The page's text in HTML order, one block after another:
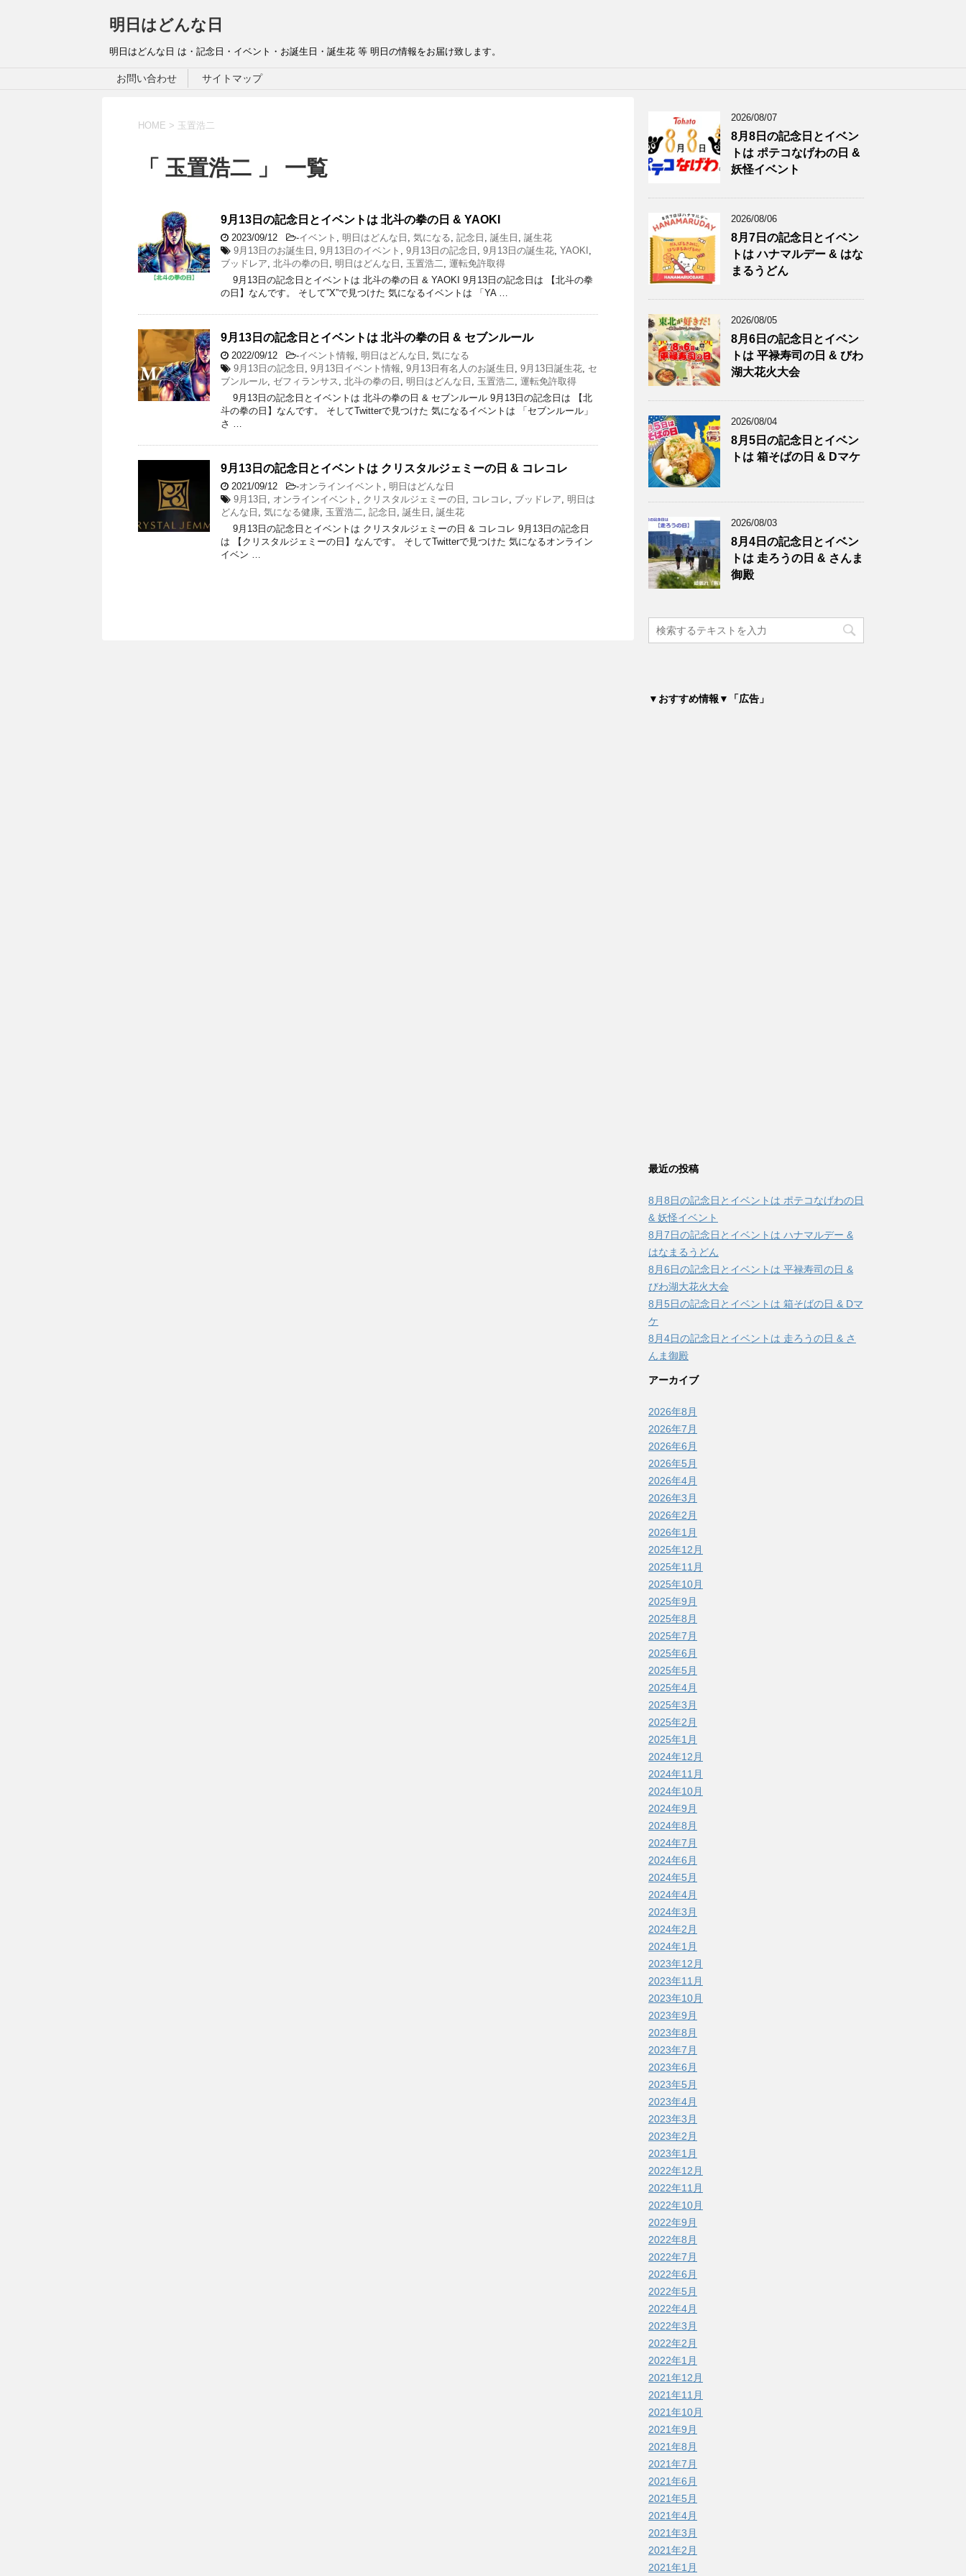
明日はどんな日
明日はどんな日 は・記念日・イベント・お誕生日・誕生花 等 明日の情報をお届け致します。
お問い合わせ サイトマップ
HOME > 玉置浩二
「 玉置浩二 」 一覧
9月13日の記念日とイベントは 北斗の拳の日 & YAOKI
2023/09/12 -イベント , 明日はどんな日 , 気になる, 記念日 , 誕生日 , 誕生花
9月13日のお誕生日 , 9月13日のイベント , 9月13日の記念日 , 9月13日の誕生花, YAOKI ,
ブッドレア, 北斗の拳の日 , 明日はどんな日 , 玉置浩二, 運転免許取得
9月13日の記念日とイベントは 北斗の拳の日 & YAOKI 9月13日の記念日は 【北斗の拳
の日】なんです。 そして”X”で見つけた 気になるイベントは 「YA …
9月13日の記念日とイベントは 北斗の拳の日 & セブンルール
2022/09/12 -イベント情報, 明日はどんな日 , 気になる
9月13日の記念日 , 9月13日イベント情報, 9月13日有名人のお誕生日 , 9月13日誕生花, セ
ブンルール, ゼフィランサス , 北斗の拳の日 , 明日はどんな日 , 玉置浩二, 運転免許取得
9月13日の記念日とイベントは 北斗の拳の日 & セブンルール 9月13日の記念日は 【北
斗の拳の日】なんです。 そしてTwitterで見つけた 気になるイベントは 「セブンルール」
さ …
9月13日の記念日とイベントは クリスタルジェミーの日 & コレコレ
2021/09/12 -オンラインイベント , 明日はどんな日
9月13日 , オンラインイベント , クリスタルジェミーの日 , コレコレ, ブッドレア, 明日は
どんな日 , 気になる健康, 玉置浩二, 記念日 , 誕生日 , 誕生花
9月13日の記念日とイベントは クリスタルジェミーの日 & コレコレ 9月13日の記念日
は 【クリスタルジェミーの日】なんです。 そしてTwitterで見つけた 気になるオンライン
イベン …
2026/08/07
8月8日の記念日とイベン
トは ポテコなげわの日 &
妖怪イベント
2026/08/06
8月7日の記念日とイベン
トは ハナマルデー & はな
まるうどん
2026/08/05
8月6日の記念日とイベン
トは 平禄寿司の日 & びわ
湖大花火大会
2026/08/04
8月5日の記念日とイベン
トは 箱そばの日 & Dマケ
2026/08/03
8月4日の記念日とイベン
トは 走ろうの日 & さんま
御殿
▼おすすめ情報▼「広告」
最近の投稿
8月8日の記念日とイベントは ポテコなげわの日
& 妖怪イベント
8月7日の記念日とイベントは ハナマルデー &
はなまるうどん
8月6日の記念日とイベントは 平禄寿司の日 &
びわ湖大花火大会
8月5日の記念日とイベントは 箱そばの日 & Dマ
ケ
8月4日の記念日とイベントは 走ろうの日 & さ
んま御殿
アーカイブ
2026年8月
2026年7月
2026年6月
2026年5月
2026年4月
2026年3月
2026年2月
2026年1月
2025年12月
2025年11月
2025年10月
2025年9月
2025年8月
2025年7月
2025年6月
2025年5月
2025年4月
2025年3月
2025年2月
2025年1月
2024年12月
2024年11月
2024年10月
2024年9月
2024年8月
2024年7月
2024年6月
2024年5月
2024年4月
2024年3月
2024年2月
2024年1月
2023年12月
2023年11月
2023年10月
2023年9月
2023年8月
2023年7月
2023年6月
2023年5月
2023年4月
2023年3月
2023年2月
2023年1月
2022年12月
2022年11月
2022年10月
2022年9月
2022年8月
2022年7月
2022年6月
2022年5月
2022年4月
2022年3月
2022年2月
2022年1月
2021年12月
2021年11月
2021年10月
2021年9月
2021年8月
2021年7月
2021年6月
2021年5月
2021年4月
2021年3月
2021年2月
2021年1月